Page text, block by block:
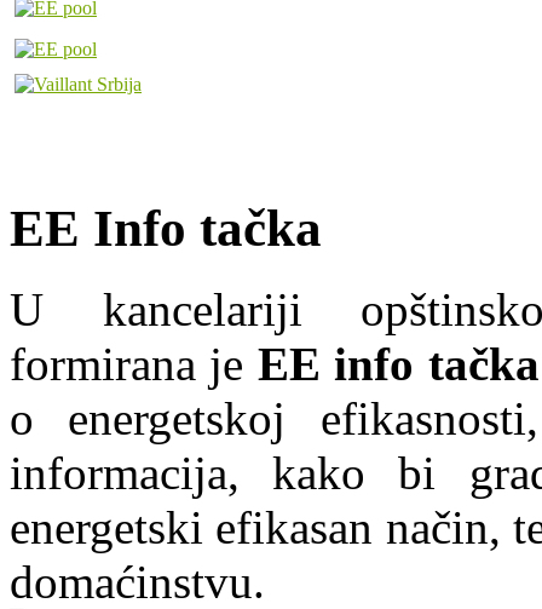
EE Info tačka
U kancelariji
formirana je EE info tačka
o energetskoj
informacija, kako bi
energetski efikasan način,
domaćinstvu.